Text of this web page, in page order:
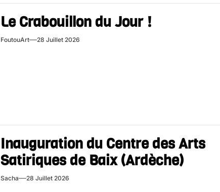
Le Crabouillon du Jour !
FoutouArt 28 Juillet 2026
Inauguration du Centre des Arts
Satiriques de Baix (Ardèche)
Sacha 28 Juillet 2026